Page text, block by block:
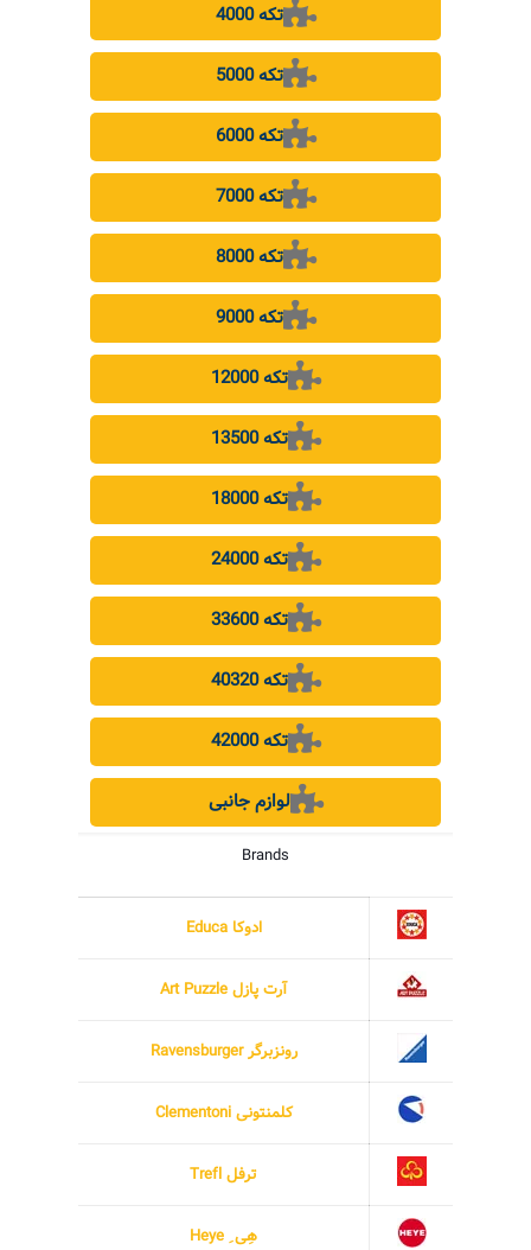
4000 تکه
5000 تکه
6000 تکه
7000 تکه
8000 تکه
9000 تکه
12000 تکه
13500 تکه
18000 تکه
24000 تکه
33600 تکه
40320 تکه
42000 تکه
لوازم جانبی
Brands
ادوکا Educa
آرت پازل Art Puzzle
رونزبرگر Ravensburger
کلمنتونی Clementoni
ترفل Trefl
هِی ِ Heye